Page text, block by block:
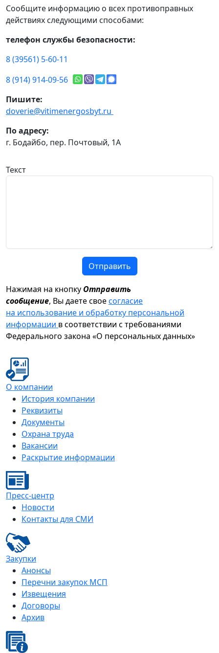
Сообщите информацию о всех противоправных
действиях следующими способами:
телефон службы безопасности:
8 (39561) 5-60-11
8 (914) 914-09-56
Пишите:
doverie@vitimenergosbyt.ru
По адресу:
г. Бодайбо, пер. Почтовый, 1А
Текст
Отправить
Нажимая на кнопку Отправить
сообщение, Вы даете своесогласие
на использование и обработку персональной
информации в соответствии с требованиями
Федерального закона «О персональных данных»
О компании
История компании
Реквизиты
Документы
Охрана труда
Вакансии
Раскрытие информации
Пресс-центр
Новости
Контакты для СМИ
Закупки
Анонсы
Перечни закупок МСП
Извещения
Договоры
Архив